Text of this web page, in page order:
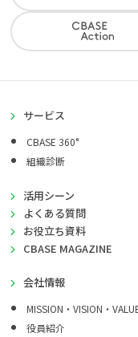
サービス
CBASE 360°
組織診断
活用シーン
よくある質問
お役立ち資料
CBASE MAGAZINE
会社情報
MISSION・VISION・
役員紹介